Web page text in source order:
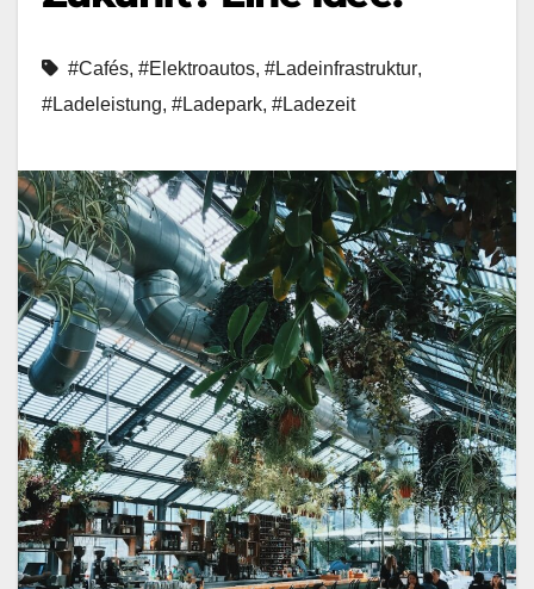
#Cafés, #Elektroautos, #Ladeinfrastruktur,
#Ladeleistung, #Ladepark, #Ladezeit